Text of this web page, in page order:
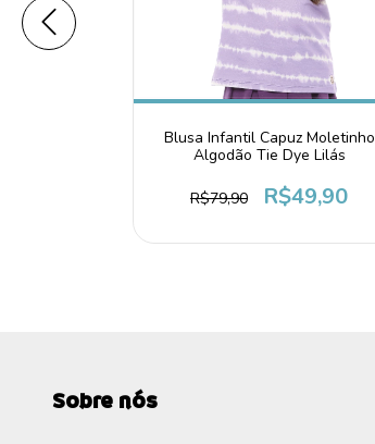
Blusa Infantil Capuz Moletinho
Algodão Tie Dye Lilás
R$79,90 R$49,90
Sobre nós